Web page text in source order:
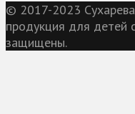
© 2017-2023
продукция для детей
защищены.